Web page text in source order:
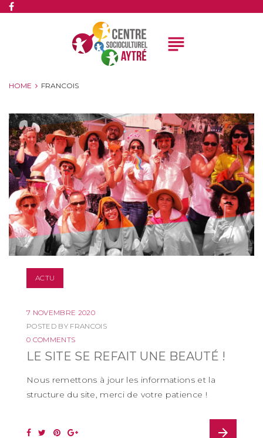
subject
HOME FRANCOIS
ACTU
7 NOVEMBRE 2020
POSTED BY FRANCOIS
0 COMMENTS
LE SITE SE REFAIT UNE BEAUTÉ !
Nous remettons à jour les informations et la
structure du site, merci de votre patience !
arrow_forward